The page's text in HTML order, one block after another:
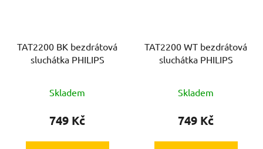
TAT2200 BK bezdrátová
sluchátka PHILIPS
Skladem
749 Kč
TAT2200 WT bezdrátová
sluchátka PHILIPS
Skladem
749 Kč